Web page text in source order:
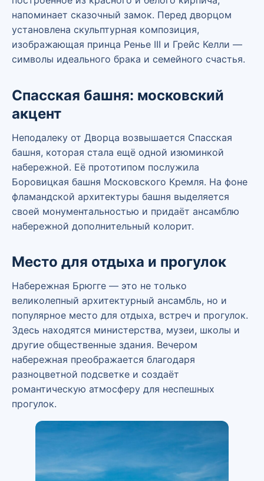
напоминает сказочный замок. Перед дворцом
установлена скульптурная композиция,
изображающая принца Ренье III и Грейс Келли —
символы идеального брака и семейного счастья.
Спасская башня: московский
акцент
Неподалеку от Дворца возвышается Спасская
башня, которая стала ещё одной изюминкой
набережной. Её прототипом послужила
Боровицкая башня Московского Кремля. На фоне
фламандской архитектуры башня выделяется
своей монументальностью и придаёт ансамблю
набережной дополнительный колорит.
Место для отдыха и прогулок
Набережная Брюгге — это не только
великолепный архитектурный ансамбль, но и
популярное место для отдыха, встреч и прогулок.
Здесь находятся министерства, музеи, школы и
другие общественные здания. Вечером
набережная преображается благодаря
разноцветной подсветке и создаёт
романтическую атмосферу для неспешных
прогулок.